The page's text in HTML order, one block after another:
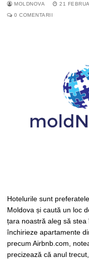
după:
MOLDNOVA 21
0 COMENTARII
Hotelurile sunt
Moldova și caută un loc
țara noastră aleg să
închirieze apartamente
precum Airbnb.com,
precizează că anul